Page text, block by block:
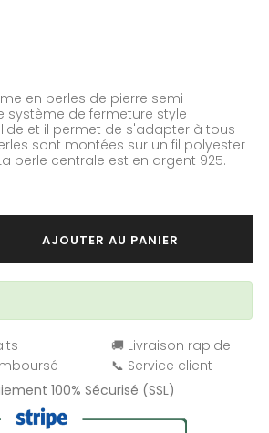
en perles de pierre semi-
système de fermeture style
et il permet de s'adapter à tous
sont montées sur un fil polyester
perle centrale est en argent 925.
AJOUTER AU PANIER
🚚 Livraison rapide
📞 Service client
100% Sécurisé (SSL)